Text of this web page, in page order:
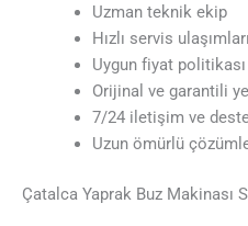
Uzman teknik ekip
Hızlı servis ulaşımları
Uygun fiyat politikası
Orijinal ve garantili
7/24 iletişim ve
Uzun ömürlü
Çatalca Yaprak Buz Makinası